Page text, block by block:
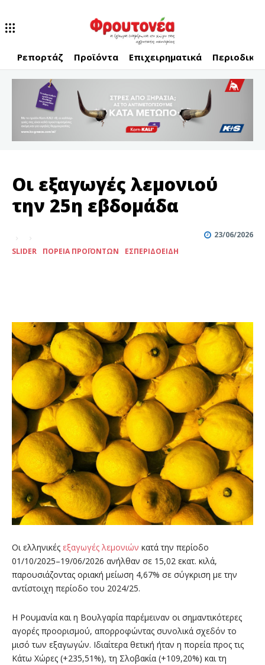
Ρεπορτάζ Προϊόντα Επιχειρηματικά Περιοδικό
Οι εξαγωγές λεμονιού
την 25η εβδομάδα
23/06/2026
SLIDER
ΠΟΡΕΊΑ ΠΡΟΪΌΝΤΩΝ ΕΣΠΕΡΙΔΟΕΙΔΉ
Οι ελληνικές εξαγωγές λεμονιών κατά την περίοδο
01/10/2025–19/06/2026 ανήλθαν σε 15,02 εκατ. κιλά,
παρουσιάζοντας οριακή μείωση 4,67% σε σύγκριση με την
αντίστοιχη περίοδο του 2024/25.
Η Ρουμανία και η Βουλγαρία παρέμειναν οι σημαντικότερες
αγορές προορισμού, απορροφώντας συνολικά σχεδόν το
μισό των εξαγωγών. Ιδιαίτερα θετική ήταν η πορεία προς τις
Κάτω Χώρες (+235,51%), τη Σλοβακία (+109,20%) και τη